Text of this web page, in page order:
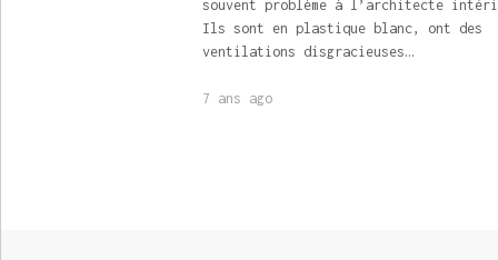
souvent problème à l’architecte
Ils sont en plastique blanc, ont des
ventilations disgracieuses…
7 ans ago